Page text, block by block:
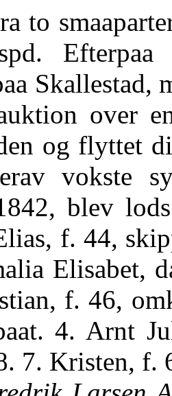
to
over
og flyttet
vokste
blev
f. 44,
Elisabet,
f. 46,
4. Arnt
7. Kristen, f.